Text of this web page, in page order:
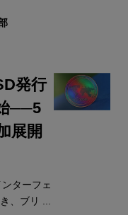
発行
──5
展開
ターフェ
、ブリ ...